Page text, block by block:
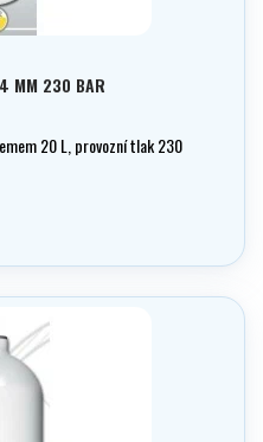
MM 230 BAR
20 L, provozní tlak 230